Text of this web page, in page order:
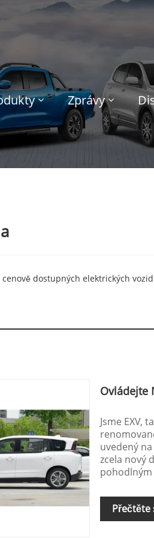
Zprávy
dostupných elektrických
Ovládejte
Jsme EXV,
uvedený
zcela nový
Přečtěte